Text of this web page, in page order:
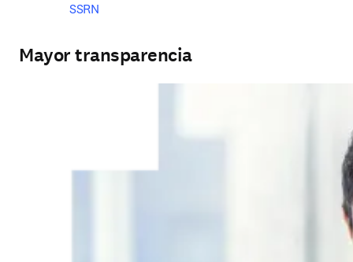
SSRN
Mayor transparencia